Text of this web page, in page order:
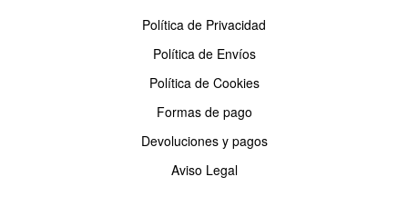
Política de Privacidad
Política de Envíos
Política de Cookies
Formas de pago
Devoluciones y pagos
Aviso Legal